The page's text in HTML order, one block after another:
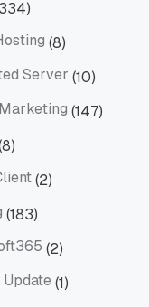
(8)
Server (10)
(147)
(2)
(183)
(2)
(1)